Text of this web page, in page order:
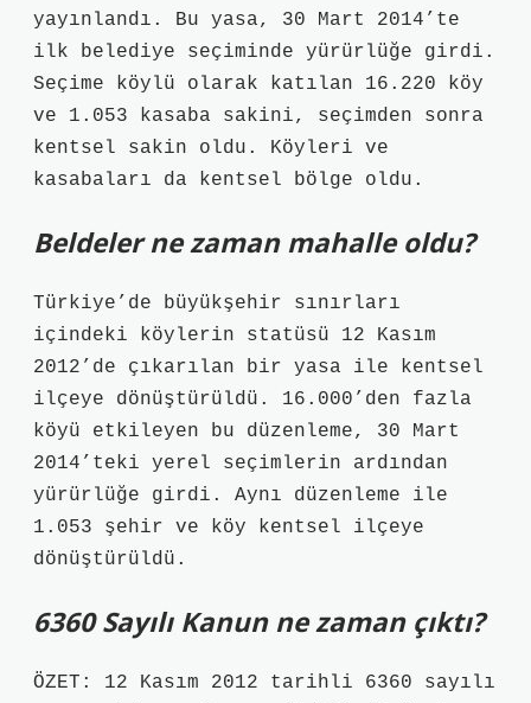
yayınlandı. Bu yasa, 30 Mart 2014’te
ilk belediye seçiminde yürürlüğe girdi.
Seçime köylü olarak katılan 16.220 köy
ve 1.053 kasaba sakini, seçimden sonra
kentsel sakin oldu. Köyleri ve
kasabaları da kentsel bölge oldu.
Beldeler ne zaman mahalle oldu?
Türkiye’de büyükşehir sınırları
içindeki köylerin statüsü 12 Kasım
2012’de çıkarılan bir yasa ile kentsel
ilçeye dönüştürüldü. 16.000’den fazla
köyü etkileyen bu düzenleme, 30 Mart
2014’teki yerel seçimlerin ardından
yürürlüğe girdi. Aynı düzenleme ile
1.053 şehir ve köy kentsel ilçeye
dönüştürüldü.
6360 Sayılı Kanun ne zaman çıktı?
ÖZET: 12 Kasım 2012 tarihli 6360 sayılı